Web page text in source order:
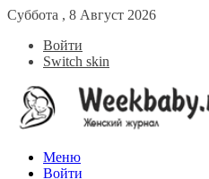
Суббота , 8 Август 2026
Войти
Switch skin
Меню
Войти